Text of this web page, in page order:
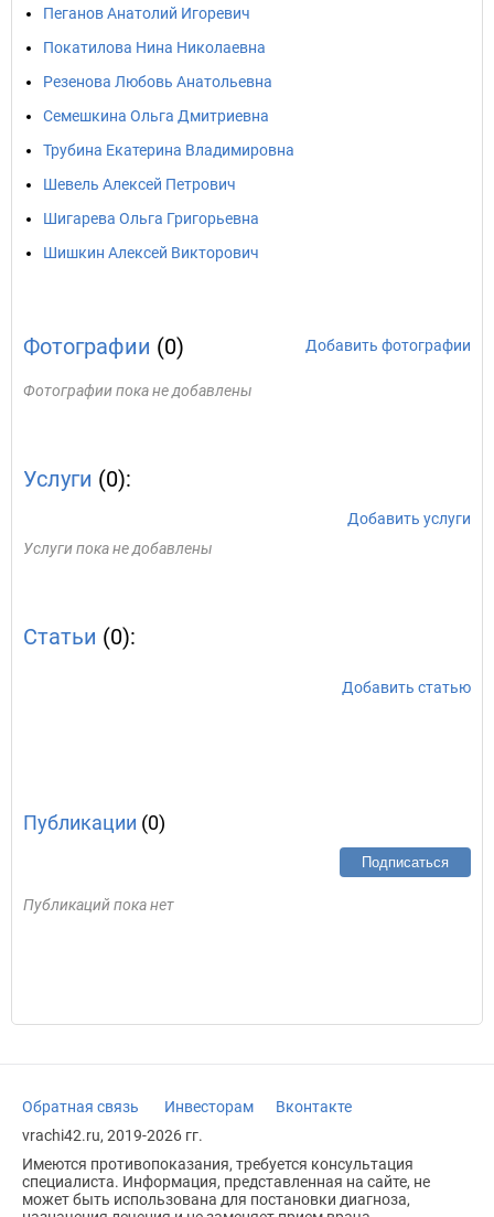
Пеганов Анатолий Игоревич
Покатилова Нина Николаевна
Резенова Любовь Анатольевна
Семешкина Ольга Дмитриевна
Трубина Екатерина Владимировна
Шевель Алексей Петрович
Шигарева Ольга Григорьевна
Шишкин Алексей Викторович
Фотографии (0) Добавить фотографии
Фотографии пока не добавлены
Услуги (0):
Добавить услуги
Услуги пока не добавлены
Статьи (0):
Добавить статью
Публикации (0)
Подписаться
Публикаций пока нет
Обратная связь Инвесторам
Вконтакте
vrachi42.ru, 2019-2026 гг.
Имеются противопоказания, требуется консультация
специалиста. Информация, представленная на сайте, не
может быть использована для постановки диагноза,